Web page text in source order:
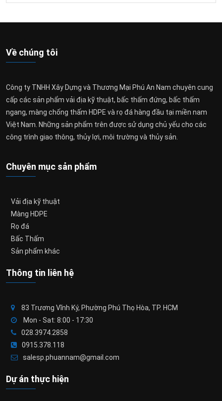
Về chúng tôi
Công ty TNHH Xây Dựng và Thương Mại Phú An Nam chuyên cung
cấp các sản phẩm vải địa kỹ thuật, bấc thấm đứng, bấc thấm
ngang, màng chống thấm HDPE và rọ đá hàng đầu tại miền nam
Việt Nam. Những sản phẩm trên được sử dụng chủ yếu cho các
công trình giao thông, thủy lợi, môi trường và thủy sản.
Chuyên mục sản phẩm
Vải địa kỹ thuật
Màng HDPE
Rọ đá
Bấc Thấm
Sản phẩm khác
Thông tin liên hệ
83 Trương Vĩnh Ký, Phường Phú Thọ Hòa, TP. HCM
Mon - Sat: 8:00 - 17:30
028.3974.2858
0915.378.118
salesp.phuannam@gmail.com
Dự án thực hiện